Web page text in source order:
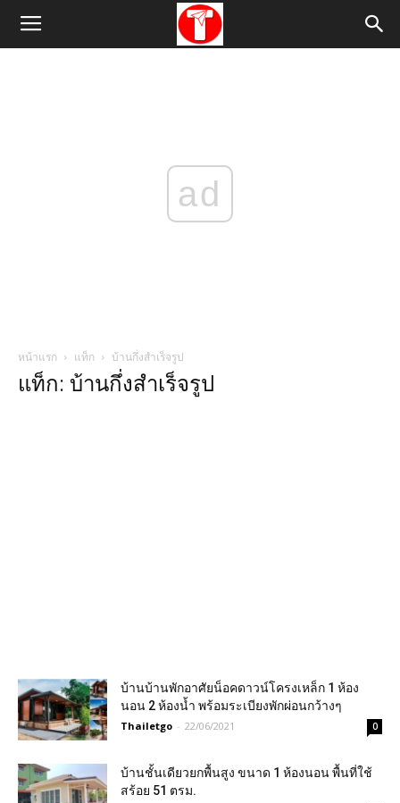
ad
หน้าแรก แท็ก บ้านกึ่งสําเร็จรูป
แท็ก: บ้านกึ่งสําเร็จรูป
บ้านบ้านพักอาศัยน็อคดาวน์โครงเหล็ก 1 ห้อง
นอน 2 ห้องน้ำ พร้อมระเบียงพักผ่อนกว้างๆ
Thailetgo - 22/06/2021 0
บ้านชั้นเดียวยกพื้นสูง ขนาด 1 ห้องนอน พื้นที่ใช้
สร้อย 51 ตรม.